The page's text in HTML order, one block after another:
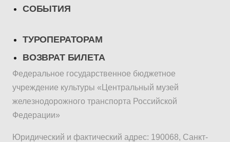
СОБЫТИЯ
ТУРОПЕРАТОРАМ
ВОЗВРАТ БИЛЕТА
Федеральное государственное бюджетное
учреждение культуры «Центральный музей
железнодорожного транспорта Российской
Федерации»
Юридический и фактический адрес: 190068, Санкт-